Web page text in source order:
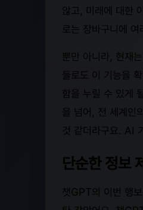
않고, 미래에 대한
로는 장바구니에
뿐만 아니라, 현재
들로도 이 기능을
함을 누릴 수 있게
을 넘어, 전 세계인
것 같더라구요. AI
단순한 정보
챗GPT의 이번 행